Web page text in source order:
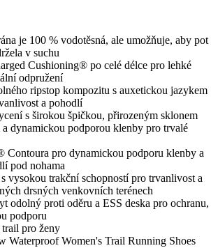
je 100 % vodotěsná, ale umožňuje, aby pot
v suchu
Cushioning® po celé délce pro lehké
odpružení
ripstop kompozitu s auxetickou jazykem
a pohodlí
s širokou špičkou, přirozeným sklonem
dynamickou podporou klenby pro trvalé
pro dynamickou podporu klenby a
pod nohama
vysokou trakční schopností pro trvanlivost a
drsných venkovních terénech
odolný proti oděru a ESS deska pro ochranu,
podporu
pro ženy
Waterproof Women's Trail Running Shoes